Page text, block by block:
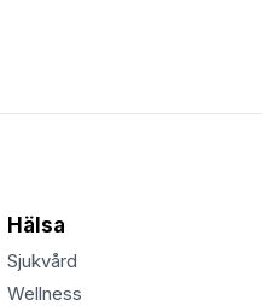
Hälsa
Sjukvård
Wellness